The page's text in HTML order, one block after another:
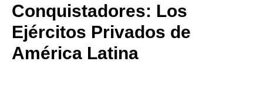
Conquistadores: Los
Ejércitos Privados de
América Latina